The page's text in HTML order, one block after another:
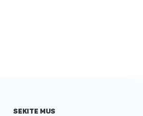
SEKITE MUS